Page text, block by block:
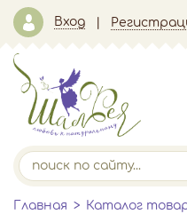
Вход
Главная Каталог